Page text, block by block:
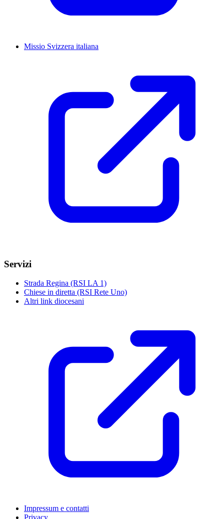
Missio Svizzera italiana
Servizi
Strada Regina (RSI LA 1)
Chiese in diretta (RSI Rete Uno)
Altri link diocesani
Impressum e contatti